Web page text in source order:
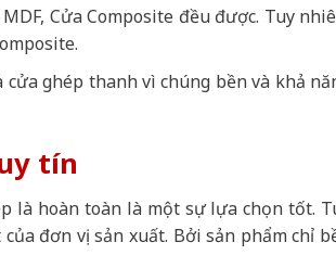
Cửa Composite đều được. Tuy
ghép thanh vì chúng bền và khả
tín
là hoàn toàn là một sự lựa chọn tốt.
đơn vị sản xuất. Bởi sản phẩm chỉ